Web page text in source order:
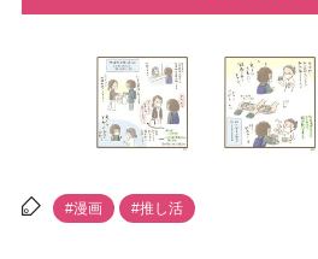
#漫画 #推し活